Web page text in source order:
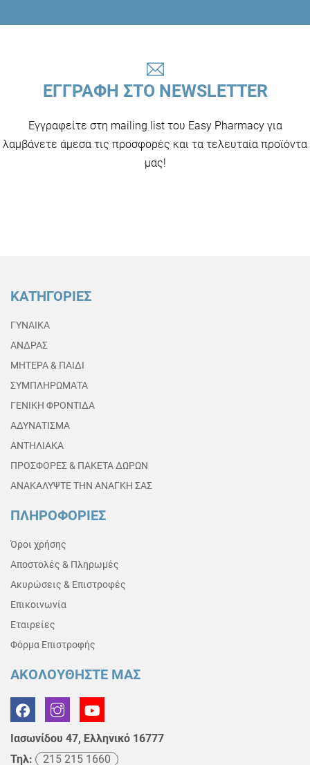
ΕΓΓΡΑΦΗ ΣΤΟ NEWSLETTER
Εγγραφείτε στη mailing list του Easy Pharmacy για
λαμβάνετε άμεσα τις προσφορές και τα τελευταία προϊόντα
μας!
ΚΑΤΗΓΟΡΙΕΣ
ΓΥΝΑΙΚΑ
ΑΝΔΡΑΣ
ΜΗΤΕΡΑ & ΠΑΙΔΙ
ΣΥΜΠΛΗΡΩΜΑΤΑ
ΓΕΝΙΚΗ ΦΡΟΝΤΙΔΑ
ΑΔΥΝΑΤΙΣΜΑ
ΑΝΤΗΛΙΑΚΑ
ΠΡΟΣΦΟΡΕΣ & ΠΑΚΕΤΑ ΔΩΡΩΝ
ΑΝΑΚΑΛΥΨΤΕ ΤΗΝ ΑΝΑΓΚΗ ΣΑΣ
ΠΛΗΡΟΦΟΡΙΕΣ
Όροι χρήσης
Αποστολές & Πληρωμές
Ακυρώσεις & Επιστροφές
Επικοινωνία
Εταιρείες
Φόρμα Επιστροφής
ΑΚΟΛΟΥΘΗΣΤΕ ΜΑΣ
Ιασωνίδου 47, Ελληνικό 16777
Τηλ:
215 215 1660